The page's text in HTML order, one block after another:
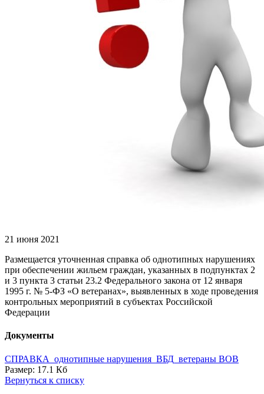
21 июня 2021
Размещается уточненная справка об однотипных нарушениях
при обеспечении жильем граждан, указанных в подпунктах 2
и 3 пункта 3 статьи 23.2 Федерального закона от 12 января
1995 г. № 5-ФЗ «О ветеранах», выявленных в ходе проведения
контрольных мероприятий в субъектах Российской
Федерации
Документы
СПРАВКА_однотипные нарушения_ВБД_ветераны ВОВ
Размер: 17.1 Кб
Вернуться к списку